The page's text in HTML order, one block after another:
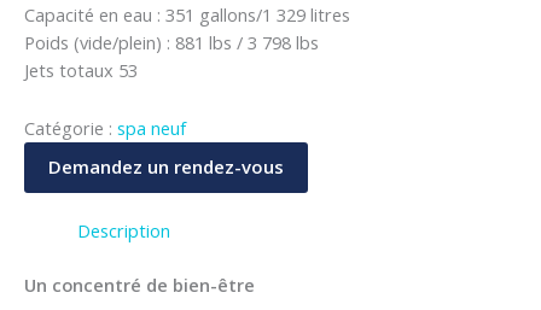
Capacité en eau : 351 gallons/1 329 litres
Poids (vide/plein) : 881 lbs / 3 798 lbs
Jets totaux 53
Catégorie : spa neuf
Demandez un rendez-vous
Description
Un concentré de bien-être